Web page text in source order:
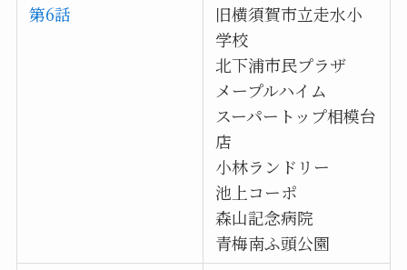
第6話
旧横須賀市立走水小
学校
北下浦市民プラザ
メープルハイム
スーパートップ相模台
店
小林ランドリー
池上コーポ
森山記念病院
青梅南ふ頭公園